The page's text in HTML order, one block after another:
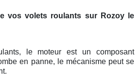
vos volets roulants sur Rozoy le
le moteur est un composant
en panne, le mécanisme peut se